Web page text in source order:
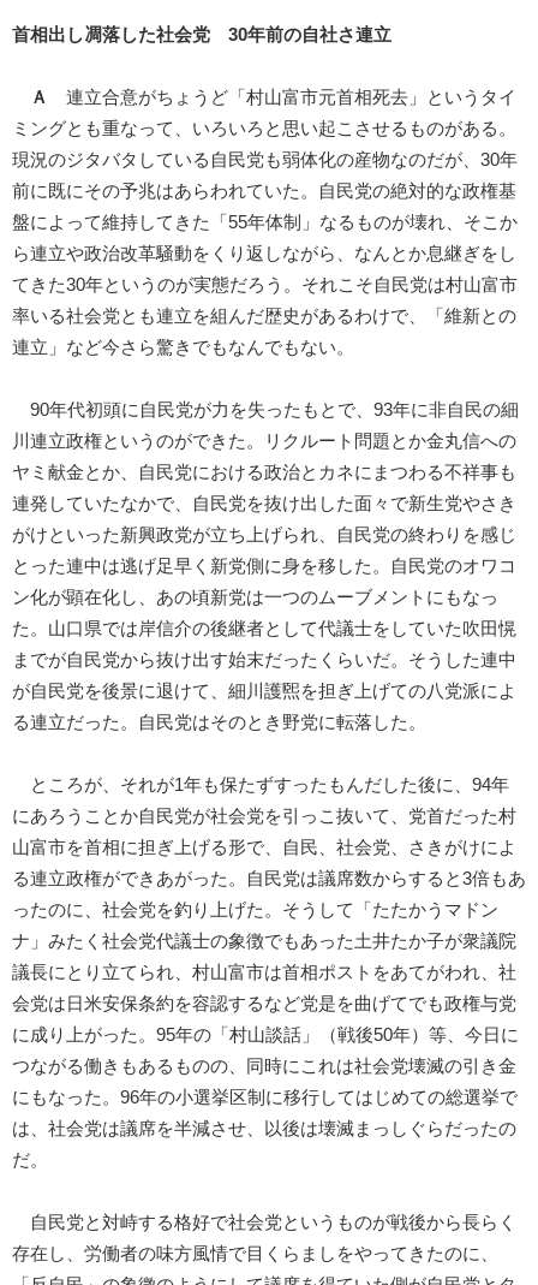
首相出し凋落した社会党 30年前の自社さ連立
Ａ
連立合意がちょうど「村山富市元首相死去」というタイ
ミングとも重なって、いろいろと思い起こさせるものがある。
現況のジタバタしている自民党も弱体化の産物なのだが、30年
前に既にその予兆はあらわれていた。自民党の絶対的な政権基
盤によって維持してきた「55年体制」なるものが壊れ、そこか
ら連立や政治改革騒動をくり返しながら、なんとか息継ぎをし
てきた30年というのが実態だろう。それこそ自民党は村山富市
率いる社会党とも連立を組んだ歴史があるわけで、「維新との
連立」など今さら驚きでもなんでもない。
90年代初頭に自民党が力を失ったもとで、93年に非自民の細
川連立政権というのができた。リクルート問題とか金丸信への
ヤミ献金とか、自民党における政治とカネにまつわる不祥事も
連発していたなかで、自民党を抜け出した面々で新生党やさき
がけといった新興政党が立ち上げられ、自民党の終わりを感じ
とった連中は逃げ足早く新党側に身を移した。自民党のオワコ
ン化が顕在化し、あの頃新党は一つのムーブメントにもなっ
た。山口県では岸信介の後継者として代議士をしていた吹田愰
までが自民党から抜け出す始末だったくらいだ。そうした連中
が自民党を後景に退けて、細川護煕を担ぎ上げての八党派によ
る連立だった。自民党はそのとき野党に転落した。
ところが、それが1年も保たずすったもんだした後に、94年
にあろうことか自民党が社会党を引っこ抜いて、党首だった村
山富市を首相に担ぎ上げる形で、自民、社会党、さきがけによ
る連立政権ができあがった。自民党は議席数からすると3倍もあ
ったのに、社会党を釣り上げた。そうして「たたかうマドン
ナ」みたく社会党代議士の象徴でもあった土井たか子が衆議院
議長にとり立てられ、村山富市は首相ポストをあてがわれ、社
会党は日米安保条約を容認するなど党是を曲げてでも政権与党
に成り上がった。95年の「村山談話」（戦後50年）等、今日に
つながる働きもあるものの、同時にこれは社会党壊滅の引き金
にもなった。96年の小選挙区制に移行してはじめての総選挙で
は、社会党は議席を半減させ、以後は壊滅まっしぐらだったの
だ。
自民党と対峙する格好で社会党というものが戦後から長らく
存在し、労働者の味方風情で目くらましをやってきたのに、